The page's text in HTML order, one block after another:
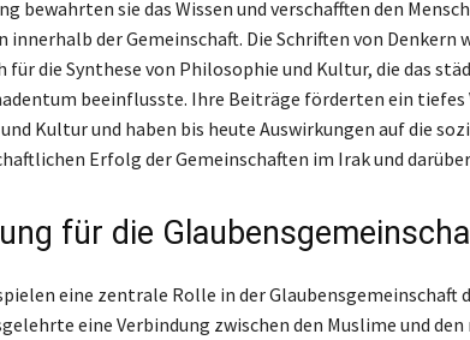
bewahrten sie das Wissen und verschafften den
innerhalb der Gemeinschaft. Die Schriften von Denkern
für die Synthese von Philosophie und Kultur, die das
beeinflusste. Ihre Beiträge förderten ein tiefes
Kultur und haben bis heute Auswirkungen auf die
Erfolg der Gemeinschaften im Irak und
für die
spielen eine zentrale Rolle in der Glaubensgemeinschaft
eine Verbindung zwischen den Muslime und